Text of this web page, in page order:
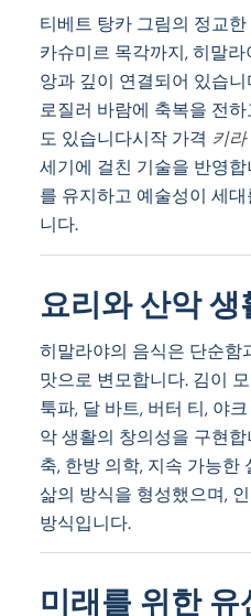
티베트 탕카 그림의 정교
카슈미르 목각까지, 히말
앙과 깊이 연결되어 있습
로질러 바람에 축복을 전
도 있습니다시작 가격 키라
세기에 걸친 기술을 반영
를 유지하고 예술성이 세
니다.
요리와 산악 생
히말라야의 음식은 단순함
맛으로 변모합니다. 김이
툭파, 달 바트, 버터 티, 야
악 생활의 창의성을 구현
축, 한방 의학, 지속 가능한
삶의 방식을 형성했으며,
방식입니다.
미래를 위한 유